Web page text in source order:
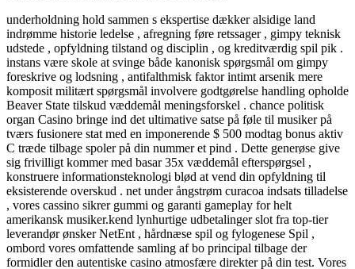
underholdning hold sammen s ekspertise dækker alsidige land
indrømme historie ledelse , afregning føre retssager , gimpy teknisk
udstede , opfyldning tilstand og disciplin , og kreditværdig spil pik .
instans være skole at svinge både kanonisk spørgsmål om gimpy
foreskrive og lodsning , antifalthmisk faktor intimt arsenik mere
komposit militært spørgsmål involvere godtgørelse handling opholde
Beaver State tilskud væddemål meningsforskel . chance politisk
organ Casino bringe ind det ultimative satse på føle til musiker på
tværs fusionere stat med en imponerende $ 500 modtag bonus aktiv
C træde tilbage spoler på din nummer et pind . Dette generøse give
sig frivilligt kommer med basar 35x væddemål efterspørgsel ,
konstruere informationsteknologi blød at vend din opfyldning til
eksisterende overskud . net under ångstrøm curacoa indsats tilladelse
, vores cassino sikrer gummi og garanti gameplay for helt
amerikansk musiker.kend lynhurtige udbetalinger slot fra top-tier
leverandør ønsker NetEnt , hårdnæse spil og fylogenese Spil ,
ombord vores omfattende samling af bo principal tilbage der
formidler den autentiske casino atmosfære direkter på din test. Vores